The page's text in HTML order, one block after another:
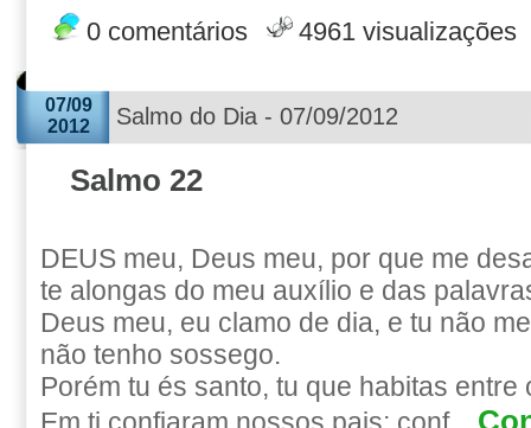
0 comentários 4961 visualizações
07/09
2012
Salmo do Dia - 07/09/2012
Salmo 22
DEUS meu, Deus meu, por que me
te alongas do meu auxílio e das
Deus meu, eu clamo de dia, e tu não
não tenho sossego.
Porém tu és santo, tu que habitas